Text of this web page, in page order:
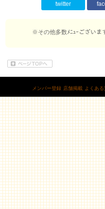
twitter
※その他多数ﾒﾆｭｰございま
メンバー登録 店舗掲載 よくある